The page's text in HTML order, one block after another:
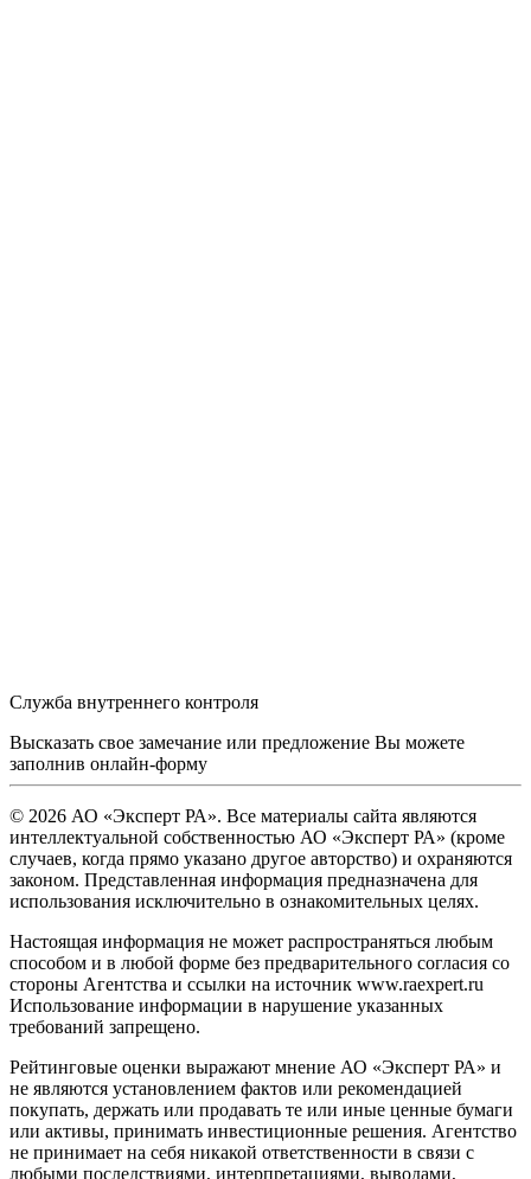
Служба внутреннего контроля
Высказать свое замечание или предложение Вы можете
заполнив онлайн-форму
© 2026 АО «Эксперт РА». Все материалы сайта являются
интеллектуальной собственностью АО «Эксперт РА» (кроме
случаев, когда прямо указано другое авторство) и охраняются
законом. Представленная информация предназначена для
использования исключительно в ознакомительных целях.
Настоящая информация не может распространяться любым
способом и в любой форме без предварительного согласия со
стороны Агентства и ссылки на источник www.raexpert.ru
Использование информации в нарушение указанных
требований запрещено.
Рейтинговые оценки выражают мнение АО «Эксперт РА» и
не являются установлением фактов или рекомендацией
покупать, держать или продавать те или иные ценные бумаги
или активы, принимать инвестиционные решения. Агентство
не принимает на себя никакой ответственности в связи с
любыми последствиями, интерпретациями, выводами,